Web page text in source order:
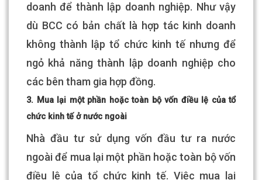
doanh để thành lập doanh nghiệp. Như vậy
dù BCC có bản chất là hợp tác kinh doanh
không thành lập tổ chức kinh tế nhưng để
ngỏ khả năng thành lập doanh nghiệp cho
các bên tham gia hợp đồng.
3. Mua lại một phần hoặc toàn bộ vốn điều lệ của tổ
chức kinh tế ở nước ngoài
Nhà đầu tư sử dụng vốn đầu tư ra nước
ngoài để mua lại một phần hoặc toàn bộ vốn
điều lệ của tổ chức kinh tế. Việc mua lại